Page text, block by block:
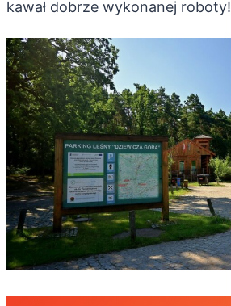
kawał dobrze wykonanej roboty!